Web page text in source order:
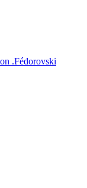
.Fédorovski